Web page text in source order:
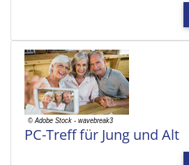
PC-Treff für Jung und Alt